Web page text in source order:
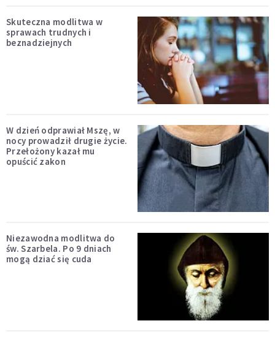
Skuteczna modlitwa w
sprawach trudnych i
beznadziejnych
W dzień odprawiał Mszę, w
nocy prowadził drugie życie.
Przełożony kazał mu
opuścić zakon
Niezawodna modlitwa do
św. Szarbela. Po 9 dniach
mogą dziać się cuda